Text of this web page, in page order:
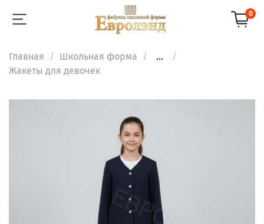
0
Главная Школьная форма
...
Жакеты для девочек